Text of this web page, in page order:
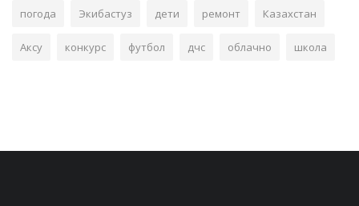
погода Экибастуз дети ремонт Казахстан
Аксу конкурс футбол дчс облачно школа